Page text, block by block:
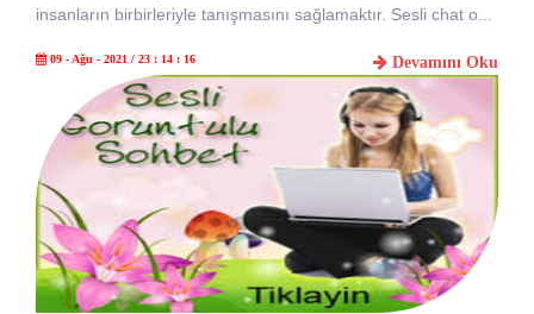
insanların birbirleriyle tanışmasını sağlamaktır. Sesli chat o...
Devamını Oku
09 - Ağu - 2021 / 23 : 14 : 16